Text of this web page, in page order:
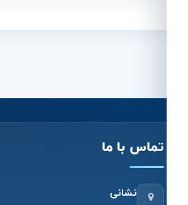
تماس با ما
نشانی